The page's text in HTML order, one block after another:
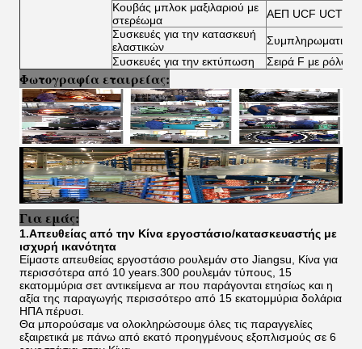
Κουβάς μπλοκ μαξιλαριού με
στερέωμα
ΑΕΠ UCF UCT
Συσκευές για την κατασκευή
ελαστικών
Συσκευές για την εκτύπωση
Σειρά F με ρόλο
Φωτογραφία εταιρείας:
Για εμάς:
1.Απευθείας από την Κίνα εργοστάσιο/κατασκευαστής με
ισχυρή ικανότητα
Είμαστε απευθείας εργοστάσιο ρουλεμάν στο Jiangsu, Κίνα για
περισσότερα από 10 years.300 ρουλεμάν τύπους, 15
εκατομμύρια σετ αντικείμενα ar που παράγονται ετησίως και η
αξία της παραγωγής περισσότερο από 15 εκατομμύρια δολάρια
ΗΠΑ πέρυσι.
Θα μπορούσαμε να ολοκληρώσουμε όλες τις παραγγελίες
εξαιρετικά με πάνω από εκατό προηγμένους εξοπλισμούς σε 6